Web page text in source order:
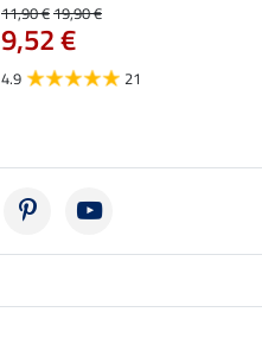
11,90 €19,90 €
9,52 €
4.9 21